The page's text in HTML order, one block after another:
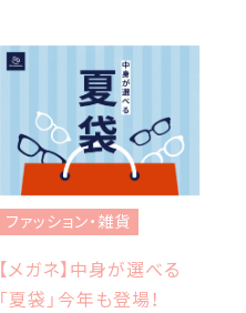
ファッション・雑貨
【メガネ】中身が選べる
「夏袋」今年も登場！